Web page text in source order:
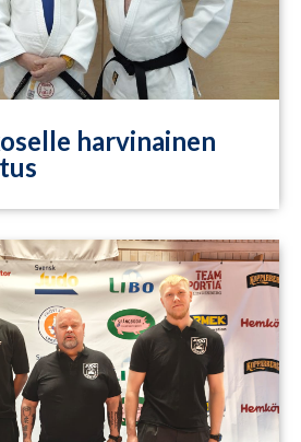
harvinainen